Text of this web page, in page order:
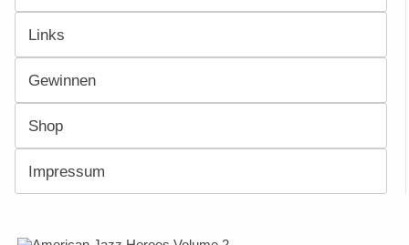
Links
Gewinnen
Shop
Impressum